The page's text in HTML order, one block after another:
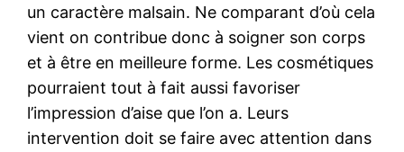
un caractère malsain. Ne comparant d’où cela
vient on contribue donc à soigner son corps
et à être en meilleure forme. Les cosmétiques
pourraient tout à fait aussi favoriser
l’impression d’aise que l’on a. Leurs
intervention doit se faire avec attention dans